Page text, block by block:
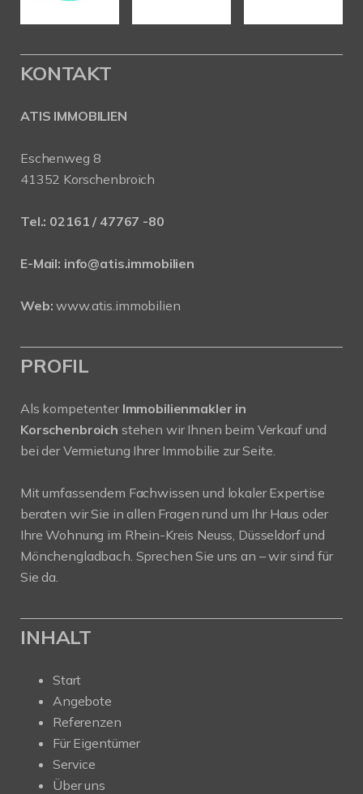
KONTAKT
ATIS IMMOBILIEN
Eschenweg 8
41352 Korschenbroich
Tel.: 02161 / 47767 -80
E-Mail: info@atis.immobilien
Web: www.atis.immobilien
PROFIL
Als kompetenter Immobilienmakler in
Korschenbroich stehen wir Ihnen beim Verkauf und
bei der Vermietung Ihrer Immobilie zur Seite.
Mit umfassendem Fachwissen und lokaler Expertise
beraten wir Sie in allen Fragen rund um Ihr Haus oder
Ihre Wohnung im Rhein-Kreis Neuss, Düsseldorf und
Mönchengladbach. Sprechen Sie uns an – wir sind für
Sie da.
INHALT
Start
Angebote
Referenzen
Für Eigentümer
Service
Über uns